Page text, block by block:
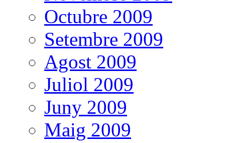
Octubre 2009
Setembre 2009
Agost 2009
Juliol 2009
Juny 2009
Maig 2009